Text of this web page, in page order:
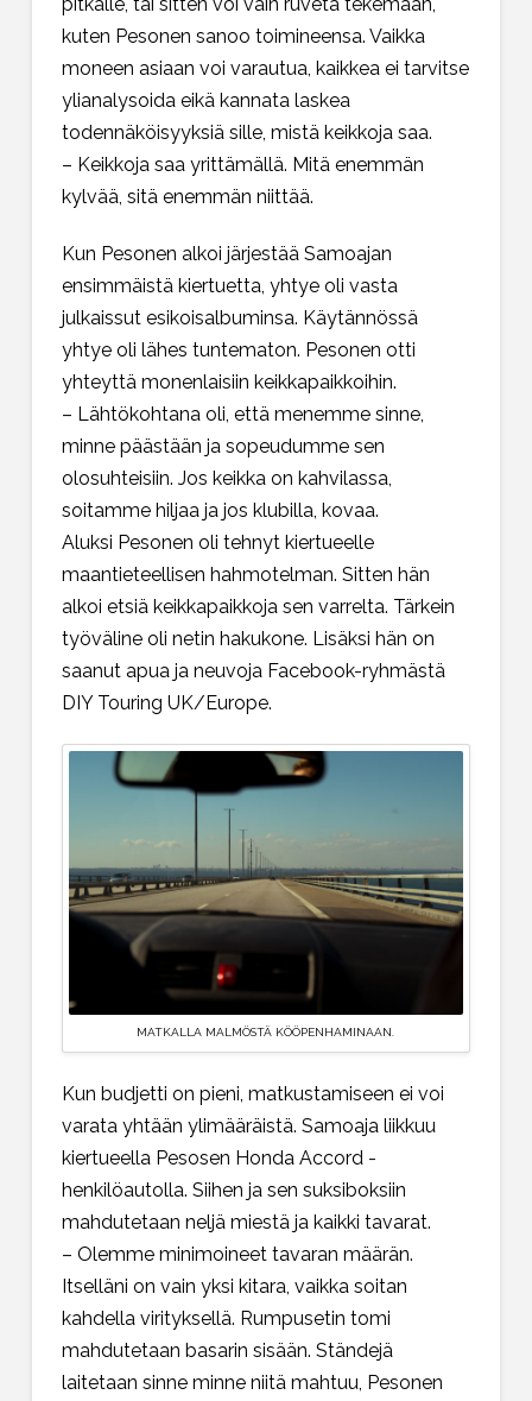
kuten Pesonen sanoo toimineensa. Vaikka
moneen asiaan voi varautua, kaikkea ei tarvitse
ylianalysoida eikä kannata laskea
todennäköisyyksiä sille, mistä keikkoja saa.
– Keikkoja saa yrittämällä. Mitä enemmän
kylvää, sitä enemmän niittää.
Kun Pesonen alkoi järjestää Samoajan
ensimmäistä kiertuetta, yhtye oli vasta
julkaissut esikoisalbuminsa. Käytännössä
yhtye oli lähes tuntematon. Pesonen otti
yhteyttä monenlaisiin keikkapaikkoihin.
– Lähtökohtana oli, että menemme sinne,
minne päästään ja sopeudumme sen
olosuhteisiin. Jos keikka on kahvilassa,
soitamme hiljaa ja jos klubilla, kovaa.
Aluksi Pesonen oli tehnyt kiertueelle
maantieteellisen hahmotelman. Sitten hän
alkoi etsiä keikkapaikkoja sen varrelta. Tärkein
työväline oli netin hakukone. Lisäksi hän on
saanut apua ja neuvoja Facebook-ryhmästä
DIY Touring UK/Europe.
MATKALLA MALMÖSTÄ KÖÖPENHAMINAAN.
Kun budjetti on pieni, matkustamiseen ei voi
varata yhtään ylimääräistä. Samoaja liikkuu
kiertueella Pesosen Honda Accord -
henkilöautolla. Siihen ja sen suksiboksiin
mahdutetaan neljä miestä ja kaikki tavarat.
– Olemme minimoineet tavaran määrän.
Itselläni on vain yksi kitara, vaikka soitan
kahdella virityksellä. Rumpusetin tomi
mahdutetaan basarin sisään. Ständejä
laitetaan sinne minne niitä mahtuu, Pesonen